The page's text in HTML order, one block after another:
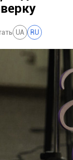
UA RU